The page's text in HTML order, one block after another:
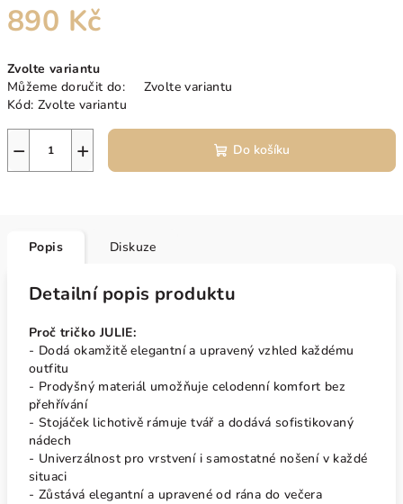
890 Kč
cena:
Zvolte variantu
Můžeme doručit do:
Zvolte variantu
Kód: Zvolte variantu
+
− Do košíku
Popis Diskuze
Detailní popis produktu
Proč tričko JULIE:
- Dodá okamžitě elegantní a upravený vzhled každému
outfitu
- Prodyšný materiál umožňuje celodenní komfort bez
přehřívání
- Stojáček lichotivě rámuje tvář a dodává sofistikovaný
nádech
- Univerzálnost pro vrstvení i samostatné nošení v každé
situaci
- Zůstává elegantní a upravené od rána do večera